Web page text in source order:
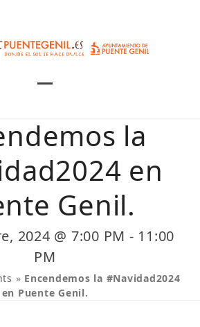
mobile
menu
mobile
menu
la
en
Genil.
2024 @ 7:00 PM - 11:00
PM
» Encendemos la #Navidad2024
en Puente Genil.